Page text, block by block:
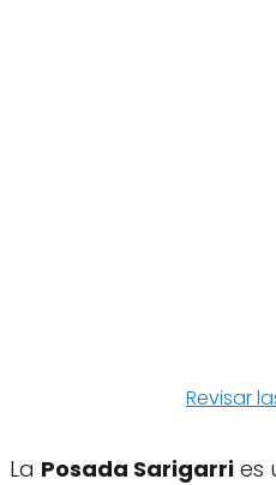
Revisar
La Posada Sarigarri es